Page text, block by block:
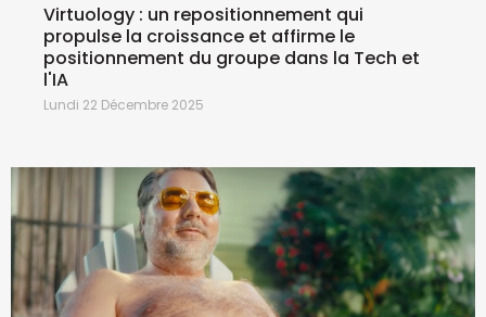
Virtuology : un repositionnement qui
propulse la croissance et affirme le
positionnement du groupe dans la Tech et
l'IA
Lundi 22 Décembre 2025